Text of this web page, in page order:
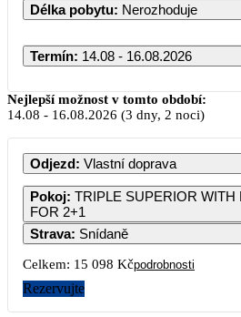
Délka pobytu: Nerozhoduje
Termín: 14.08 - 16.08.2026
Srpen
PO ÚT ST ČT
3
10
Nejlepší možnost v tomto období:
14.08 - 16.08.2026 (3 dny, 2 noci)
Odjezd: Vlastní doprava
Pokoj: TRIPLE SUPERIOR
FOR 2+1
Strava: Snídaně
Celkem: 15 098 Kčpodrobnosti
Rezervujte